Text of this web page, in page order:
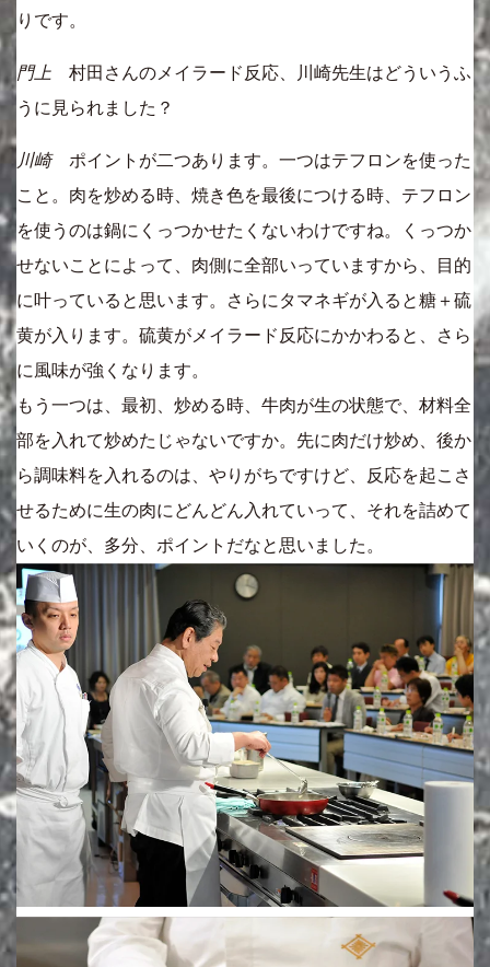
りです。
門上 村田さんのメイラード反応、川崎先生はどういうふ
うに見られました？
川崎ポイントが二つあります。一つはテフロンを使った
こと。肉を炒める時、焼き色を最後につける時、テフロン
を使うのは鍋にくっつかせたくないわけですね。くっつか
せないことによって、肉側に全部いっていますから、目的
に叶っていると思います。さらにタマネギが入ると糖＋硫
黄が入ります。硫黄がメイラード反応にかかわると、さら
に風味が強くなります。
もう一つは、最初、炒める時、牛肉が生の状態で、材料全
部を入れて炒めたじゃないですか。先に肉だけ炒め、後か
ら調味料を入れるのは、やりがちですけど、反応を起こさ
せるために生の肉にどんどん入れていって、それを詰めて
いくのが、多分、ポイントだなと思いました。